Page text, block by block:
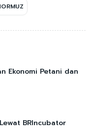
Ekonomi Petani dan
BRIncubator